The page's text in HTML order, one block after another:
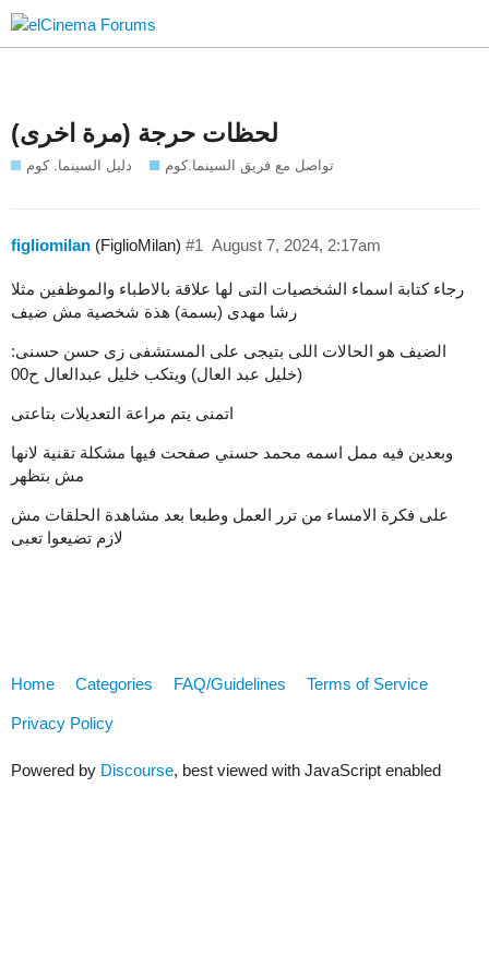
لحظات حرجة (مرة اخرى)
دليل السينما. كوم تواصل مع فريق السينما.كوم
figliomilan (FiglioMilan) August 7, 2024, 2:17am
#1
رجاء كتابة اسماء الشخصيات التى لها علاقة بالاطباء والموظفين مثلا
رشا مهدى (بسمة) هذة شخصية مش ضيف
الضيف هو الحالات اللى بتيجى على المستشفى زى حسن حسنى:
(خليل عبد العال) ويتكب خليل عبدالعال ح00
اتمنى يتم مراعة التعديلات بتاعتى
وبعدين فيه ممل اسمه محمد حسني صفحت فيها مشكلة تقنية لانها
مش بتظهر
على فكرة الامساء من ترر العمل وطبعا بعد مشاهدة الحلقات مش
لازم تضيعوا تعبى
Home Categories FAQ/Guidelines Terms of Service
Privacy Policy
Powered by Discourse, best viewed with JavaScript enabled